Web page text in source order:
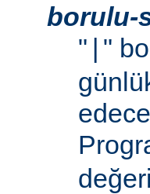
borulu-
" "